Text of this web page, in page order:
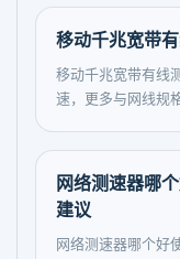
移动千兆宽带
移动千兆宽带有线
速，更多与网线规
网络测速器哪
建议
网络测速器哪个好